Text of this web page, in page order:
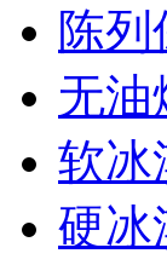
陈列
无油
软冰
硬冰